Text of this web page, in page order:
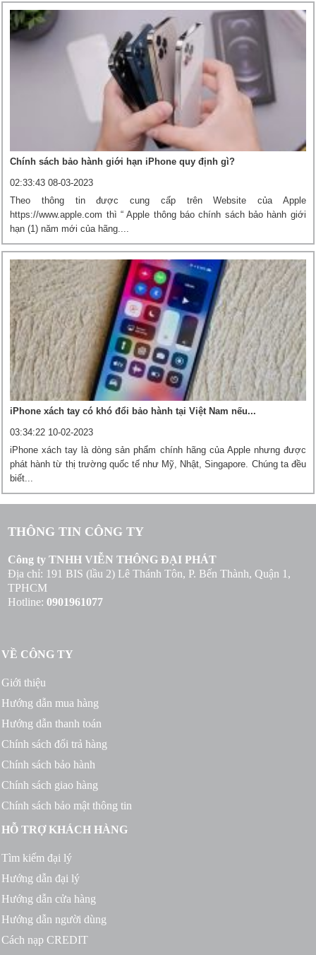
Chính sách bảo hành giới hạn iPhone quy định gì?
02:33:43 08-03-2023
Theo thông tin được cung cấp trên Website của Apple
https://www.apple.com thì “ Apple thông báo chính sách bảo hành giới
hạn (1) năm mới của hãng....
iPhone xách tay có khó đổi bảo hành tại Việt Nam nếu...
03:34:22 10-02-2023
iPhone xách tay là dòng sản phẩm chính hãng của Apple nhưng được
phát hành từ thị trường quốc tế như Mỹ, Nhật, Singapore. Chúng ta đều
biết...
THÔNG TIN CÔNG TY
Công ty TNHH VIỄN THÔNG ĐẠI PHÁT
Địa chỉ: 191 BIS (lầu 2) Lê Thánh Tôn, P. Bến Thành, Quận 1,
TPHCM
Hotline:0901961077
VỀ CÔNG TY
Giới thiệu
Hướng dẫn mua hàng
Hướng dẫn thanh toán
Chính sách đổi trả hàng
Chính sách bảo hành
Chính sách giao hàng
Chính sách bảo mật thông tin
HỖ TRỢ KHÁCH HÀNG
Tìm kiếm đại lý
Hướng dẫn đại lý
Hướng dẫn cửa hàng
Hướng dẫn người dùng
Cách nạp CREDIT